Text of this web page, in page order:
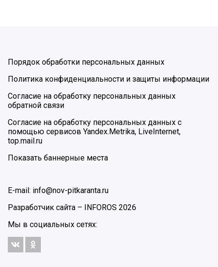
Порядок обработки персональных данных
Политика конфиденциальности и защиты информации
Согласие на обработку персональных данных
обратной связи
Согласие на обработку персональных данных с
помощью сервисов Yandex.Metrika, LiveInternet,
top.mail.ru
Показать баннерные места
E-mail: info@nov-pitkaranta.ru
Разработчик сайта –
INFOROS 2026
Мы в социальных сетях: